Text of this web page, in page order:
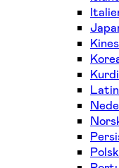
Latin
Polsk